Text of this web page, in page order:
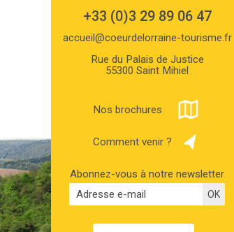
+33 (0)3 29 89 06 47
accueil@coeurdelorraine-tourisme.fr
Rue du Palais de Justice
55300 Saint Mihiel
Nos brochures
Comment venir ?
Abonnez-vous à notre newsletter